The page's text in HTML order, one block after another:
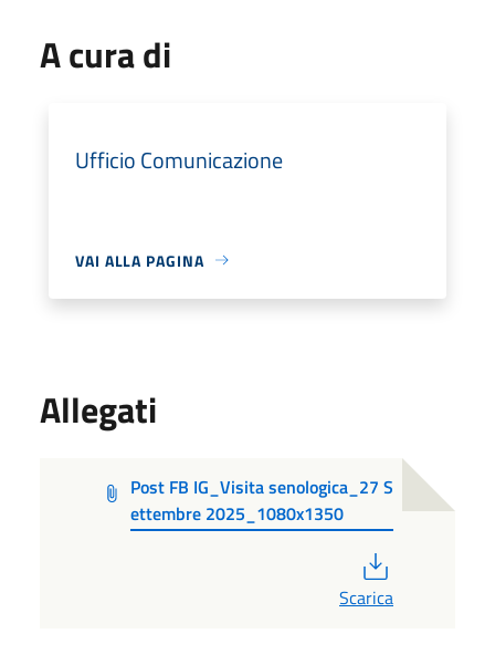
A cura di
Ufficio Comunicazione
VAI ALLA PAGINA
Allegati
Post FB IG_Visita senologica_27 S
ettembre 2025_1080x1350
Scarica